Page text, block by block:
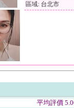
區域: 台北市
平均評價